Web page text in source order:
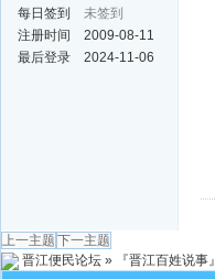
每日签到
未签到
注册时间
2009-08-11
最后登录
2024-11-06
上一主题 下一主题
晋江便民论坛 »
『晋江百姓说事』